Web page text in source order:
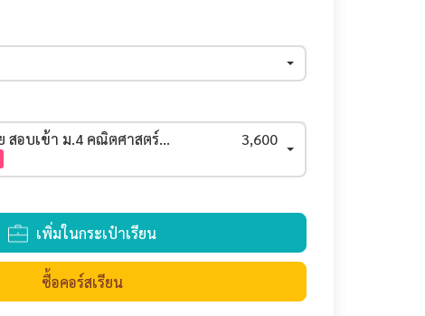
สอบเข้า ม.4 คณิตศาสตร์- วิทยาศาสตร์3,600
เพิ่มในกระเป๋าเรียน
ซื้อคอร์สเรียน